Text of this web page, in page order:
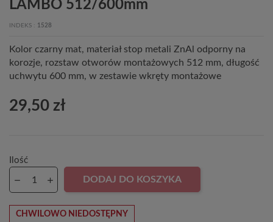
LAMBO 512/600mm
INDEKS 1528
Kolor czarny mat, materiał stop metali ZnAl odporny na
korozje, rozstaw otworów montażowych 512 mm, długość
uchwytu 600 mm, w zestawie wkręty montażowe
29,50 zł
Ilość
DODAJ DO KOSZYKA
CHWILOWO NIEDOSTĘPNY